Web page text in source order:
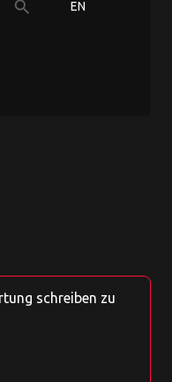
search EN
schreiben zu